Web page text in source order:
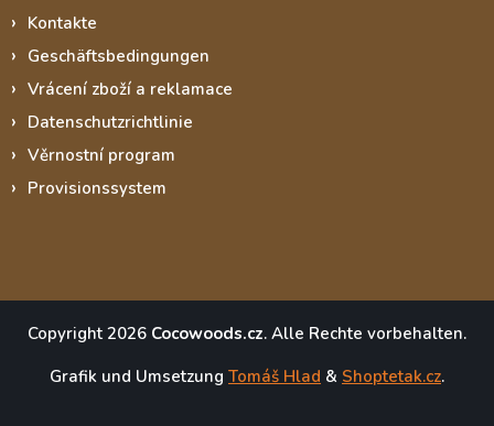
Kontakte
Geschäftsbedingungen
Vrácení zboží a reklamace
Datenschutzrichtlinie
Věrnostní program
Provisionssystem
Copyright 2026 Cocowoods.cz. Alle Rechte vorbehalten.
Grafik und Umsetzung Tomáš Hlad & Shoptetak.cz.